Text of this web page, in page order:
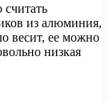
из алюминия,
весит, ее можно
низкая